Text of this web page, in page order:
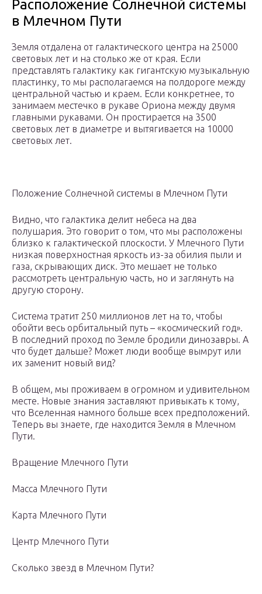
Расположение Солнечной системы
в Млечном Пути
Земля отдалена от галактического центра на 25000
световых лет и на столько же от края. Если
представлять галактику как гигантскую музыкальную
пластинку, то мы располагаемся на полдороге между
центральной частью и краем. Если конкретнее, то
занимаем местечко в рукаве Ориона между двумя
главными рукавами. Он простирается на 3500
световых лет в диаметре и вытягивается на 10000
световых лет.
Положение Солнечной системы в Млечном Пути
Видно, что галактика делит небеса на два
полушария. Это говорит о том, что мы расположены
близко к галактической плоскости. У Млечного Пути
низкая поверхностная яркость из-за обилия пыли и
газа, скрывающих диск. Это мешает не только
рассмотреть центральную часть, но и заглянуть на
другую сторону.
Система тратит 250 миллионов лет на то, чтобы
обойти весь орбитальный путь – «космический год».
В последний проход по Земле бродили динозавры. А
что будет дальше? Может люди вообще вымрут или
их заменит новый вид?
В общем, мы проживаем в огромном и удивительном
месте. Новые знания заставляют привыкать к тому,
что Вселенная намного больше всех предположений.
Теперь вы знаете, где находится Земля в Млечном
Пути.
Вращение Млечного Пути
Масса Млечного Пути
Карта Млечного Пути
Центр Млечного Пути
Сколько звезд в Млечном Пути?